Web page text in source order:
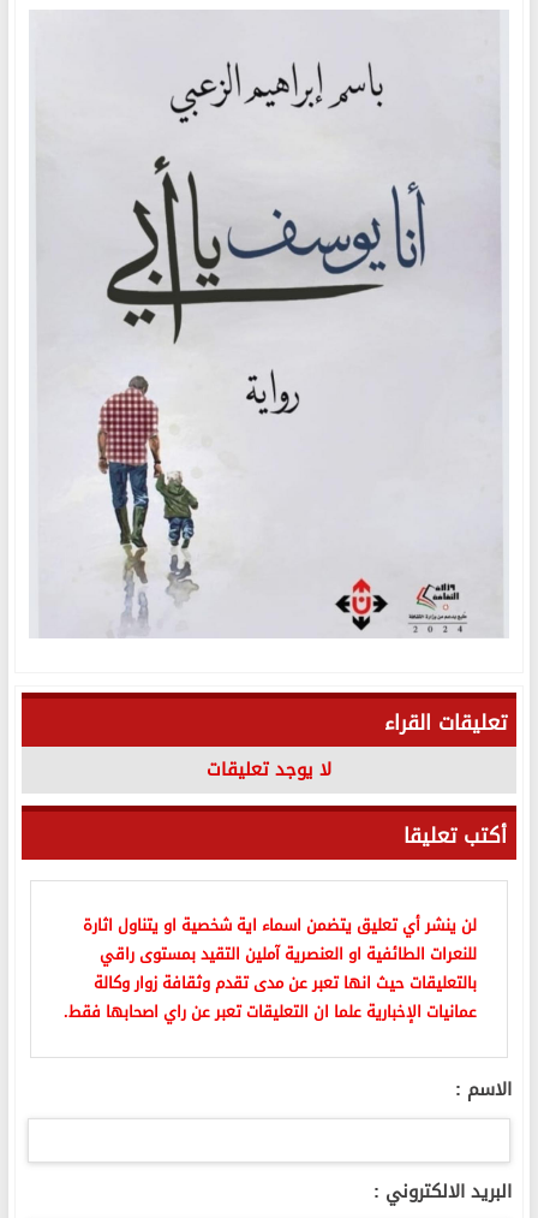
تعليقات القراء
لا يوجد تعليقات
أكتب تعليقا
لن ينشر أي تعليق يتضمن اسماء اية شخصية او يتناول اثارة
للنعرات الطائفية او العنصرية آملين التقيد بمستوى راقي
بالتعليقات حيث انها تعبر عن مدى تقدم وثقافة زوار وكالة
عمانيات الإخبارية علما ان التعليقات تعبر عن راي اصحابها فقط.
الاسم :
البريد الالكتروني :